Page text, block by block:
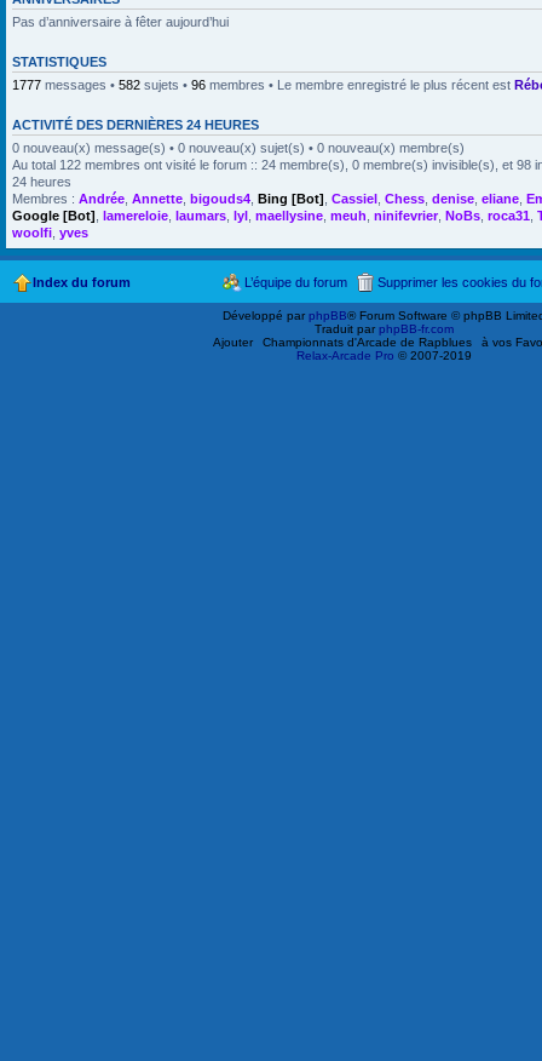
Pas d’anniversaire à fêter aujourd’hui
STATISTIQUES
1777 messages • 582 sujets • 96 membres • Le membre enregistré le plus récent est
ACTIVITÉ DES DERNIÈRES 24 HEURES
0 nouveau(x) message(s) • 0 nouveau(x) sujet(s) • 0 nouveau(x) membre(s)
Au total 122 membres ont visité le forum :: 24 membre(s), 0 membre(s) invisible(s), et 98
24 heures
Membres : Andrée Annette bigouds4 Bing [Bot] Cassiel Chess denise eliane
Google [Bot] lamereloie laumars lyl maellysine meuh ninifevrier, NoBs roca31
woolfi yves
Index du forum Supprimer les cookies du
L’équipe du forum
Développé parphpBB® Forum Software © phpBB
Traduit parphpBB-fr.com
Ajouter
Championnats d'Arcade de Rapblues
à vos
Relax-Arcade Pro © 2007-2019